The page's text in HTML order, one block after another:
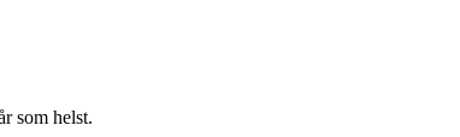
som helst.